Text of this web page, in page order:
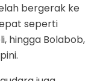
bergerak ke
seperti
hingga Bolabob,